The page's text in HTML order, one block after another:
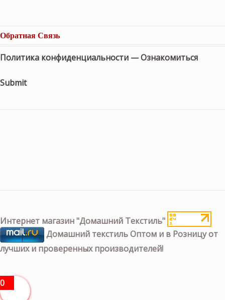
Обратная Связь
Политика конфиденциальности —Ознакомиться
Submit
Интернет магазин "Домашний Текстиль"
Домашний текстиль Оптом и в Розницу от
лучших и проверенных производителей!
0